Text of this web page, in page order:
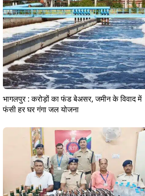
भागलपुर : करोड़ों का फंड बेअसर, जमीन के विवाद में
फंसी हर घर गंगा जल योजना